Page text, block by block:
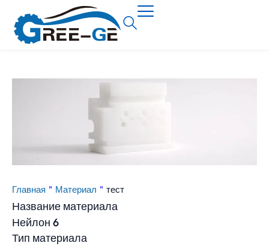
Главная " Материал " тест
Название материала
Нейлон 6
Тип материала